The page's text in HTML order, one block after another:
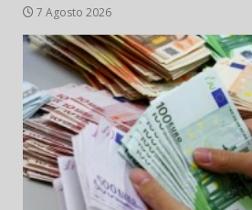
7 Agosto 2026